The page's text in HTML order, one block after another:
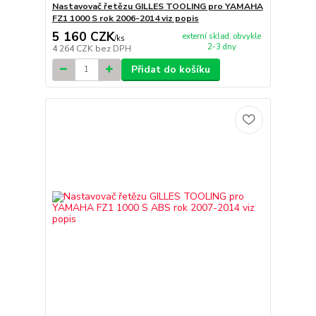
Nastavovač řetězu GILLES TOOLING pro YAMAHA
FZ1 1000 S rok 2006-2014 viz popis
5 160 CZK/ks
4 264 CZK bez DPH
externí sklad, obvykle
2-3 dny
Přidat do košíku